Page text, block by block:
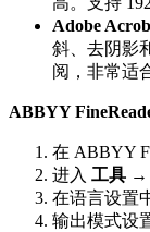
Adobe
斜、去阴影
阅，非常适
ABBYY
在 ABBYY
进入 工具 →
在语言设置
输出模式设